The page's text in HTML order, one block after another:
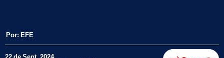
Por: EFE